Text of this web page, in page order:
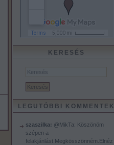
KERESÉS
LEGUTÓBBI KOMMENTEK
szaszilka: @MikTa: Köszönöm
szépen a
felakjánlást.Megkösszönném.Elnéz